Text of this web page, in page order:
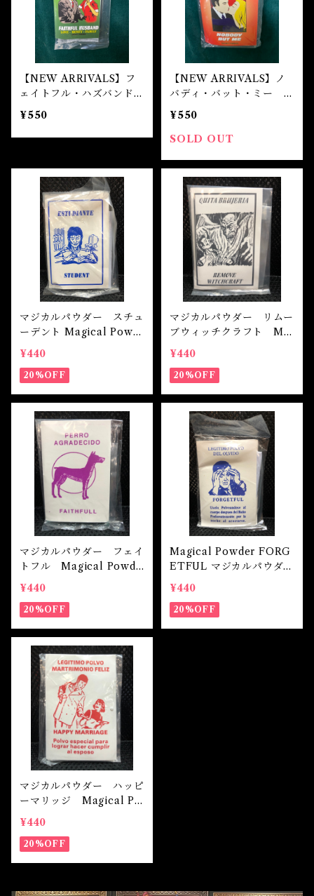
恋愛 Love
子 Rat
寅 Tiger
卯 Rabit
辰 Dragon
巳 Snake
午 Horse
未 Sheep
酉 Rooster
戌 Dog
亥 Pig
ブレスレット Bracelet
仕事 Job
人間関係 Relationship
裁判 Trial
人間関係 Relationships
スピリチュアル Spiritual
人間関係 RelationShips
護身
恋愛 Love
金運 Money
人間関係 Relationships
自己実現 Self-Realization
スピリチュアル Spiritual
護身 Self-Defence
金運 Money
人間関係 Relationships
バスハーブ Bath Herb
恋愛 love
白魔術キット
アミュレット Amulet
スピリチュアル
願望実現
【NEW ARRIVALS】フ
ェイトフル・ハズバンド
マジカルパウダー・魔女パ
ウダー FAITHFUL HU
SBAND Magical Powde
¥550
【NEW ARRIVALS】ノ
バディ・バット・ミー マ
ジカルパウダー・魔女パウ
ダー NOBODY BUT M
E Magical Powder
¥550
SOLD OUT
マジカルパウダー スチュ
ーデント Magical Powd
er STUDENT
¥440
20%OFF
マジカルパウダー リムー
ブウィッチクラフト Ma
gical Powder REMOVE
WITCHCRAFT
¥440
20%OFF
マジカルパウダー フェイ
トフル Magical Powde
r FAITHFUL
¥440
20%OFF
Magical Powder FORG
ETFUL マジカルパウダ
ー フォーゲットフル
¥440
20%OFF
マジカルパウダー ハッピ
ーマリッジ Magical Po
wder Happy Marriage
¥440
20%OFF